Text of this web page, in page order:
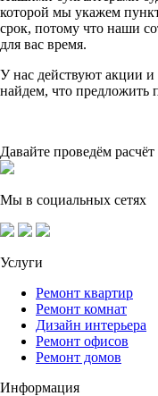
которой мы укажем
срок, потому что наши
для вас время.
У нас действуют акции
найдем, что предложить
Давайте проведём
Мы в социальных сетях
Услуги
Ремонт квартир
Ремонт комнат
Дизайн интерьера
Ремонт офисов
Ремонт домов
Информация